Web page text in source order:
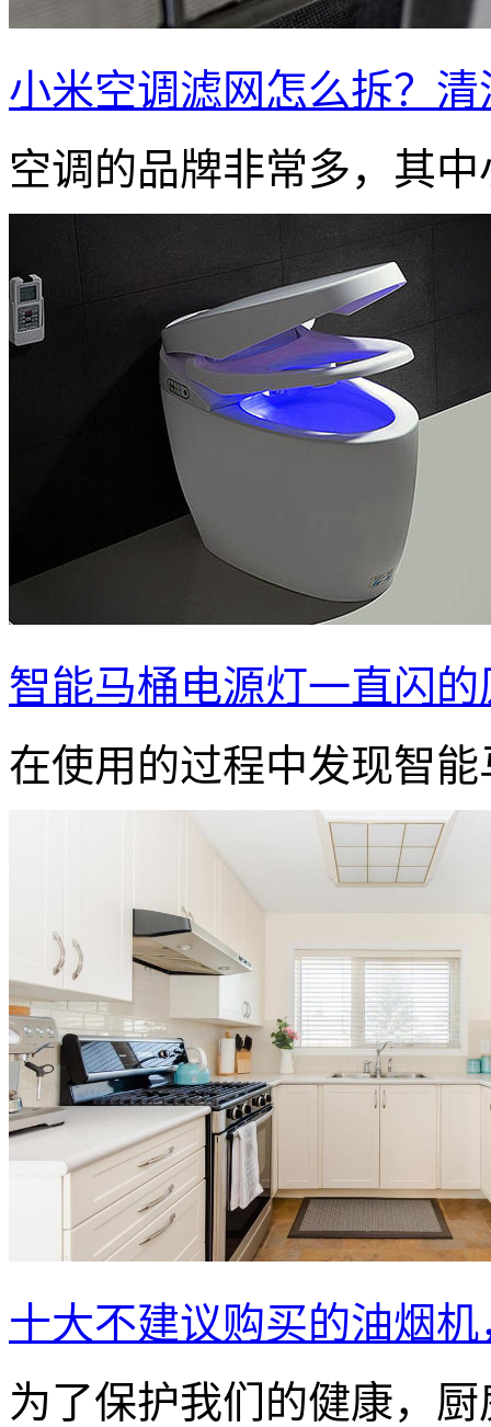
小米空调滤网怎么拆？清
空调的品牌非常多，其
智能马桶电源灯一直闪的
在使用的过程中发现智
十大不建议购买的油烟机
为了保护我们的健康，